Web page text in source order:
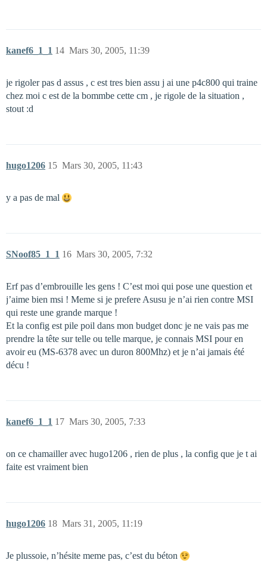
kanef6_1_1 Mars 30, 2005, 11:39
14
je rigoler pas d assus , c est tres bien assu j ai une p4c800 qui traine
chez moi c est de la bommbe cette cm , je rigole de la situation ,
stout :d
hugo1206 Mars 30, 2005, 11:43
15
y a pas de mal
SNoof85_1_1 Mars 30, 2005, 7:32
16
Erf pas d’embrouille les gens ! C’est moi qui pose une question et
j’aime bien msi ! Meme si je prefere Asusu je n’ai rien contre MSI
qui reste une grande marque !
Et la config est pile poil dans mon budget donc je ne vais pas me
prendre la tête sur telle ou telle marque, je connais MSI pour en
avoir eu (MS-6378 avec un duron 800Mhz) et je n’ai jamais été
décu !
kanef6_1_1 Mars 30, 2005, 7:33
17
on ce chamailler avec hugo1206 , rien de plus , la config que je t ai
faite est vraiment bien
hugo1206 Mars 31, 2005, 11:19
18
Je plussoie, n’hésite meme pas, c’est du béton